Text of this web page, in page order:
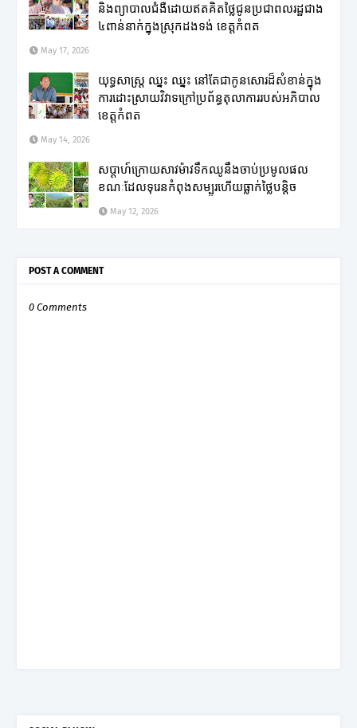
និងព្យាបាលជំងឺដោយឥតគិតថ្លៃជូនប្រជាពលរដ្ឋជាង
៤ពាន់នាក់ក្នុងស្រុកដងទង់ ខេត្តកំពត
May 17, 2026
យុទ្ធសាស្ត្រ ឈ្នះ ឈ្នះ នៅតែជាកូនសោរដ៏សំខាន់ក្នុង
ការដោះស្រាយវិវាទក្រៅប្រព័ន្ធតុលាការរបស់អភិបាល
ខេត្តកំពត
May 14, 2026
សប្តាហ៍ក្រោយសាវម៉ាវទឹកឈូនឹងចាប់ប្រមូលផល
ខណៈដែលទុរេនកំពុងសម្បូរហើយធ្លាក់ថ្លៃបន្តិច
May 12, 2026
POST A COMMENT
0 Comments